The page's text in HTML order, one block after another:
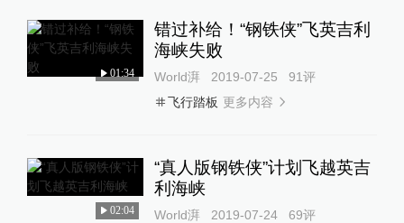
01:34
错过补给！“钢铁侠”飞英吉利
海峡失败
World湃 2019-07-25 91评
飞行踏板 更多内容
02:04
“真人版钢铁侠”计划飞越英吉
利海峡
World湃 2019-07-24 69评